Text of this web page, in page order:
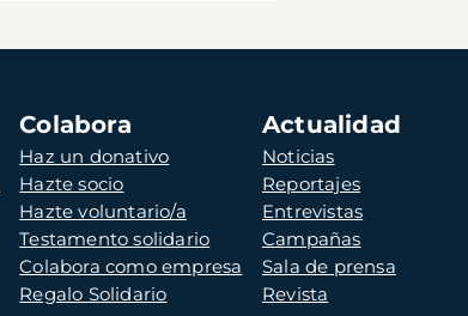
Colabora
Haz un donativo
Hazte socio
Hazte voluntario/a
Testamento solidario
Colabora como empresa
Regalo Solidario
Actualidad
Noticias
Reportajes
Entrevistas
Campañas
Sala de prensa
Revista